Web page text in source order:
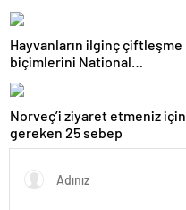
Hayvanların ilginç çiftleşme
biçimlerini National
Norveç’i ziyaret etmeniz için
gereken 25 sebep